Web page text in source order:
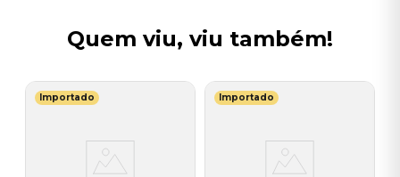
Quem viu, viu também!
Importado Importado